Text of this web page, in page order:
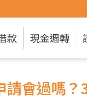
款 現金週轉
會過嗎？